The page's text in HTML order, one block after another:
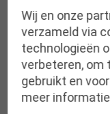
De Gabor
hebben een
ondersteunt en
Doordat de
bieden ze altijd
ze voorzien van
Wij en onze
verzameld via
technologieën
verbeteren, om
gebruikt en
meer